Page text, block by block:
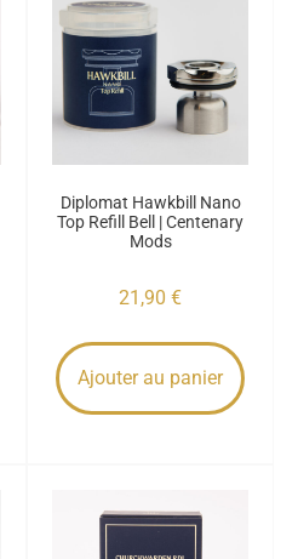
Diplomat Hawkbill Nano
Top Refill Bell | Centenary
Mods
21,90 €
Ajouter au panier